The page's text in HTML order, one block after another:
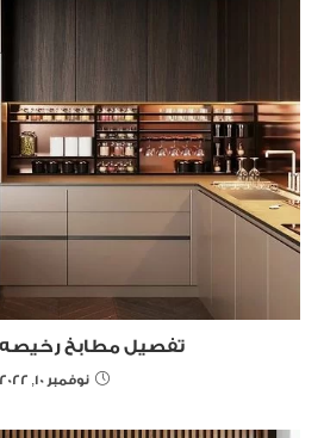
تفصيل مطابخ رخيصه
نوفمبر 10, 2022